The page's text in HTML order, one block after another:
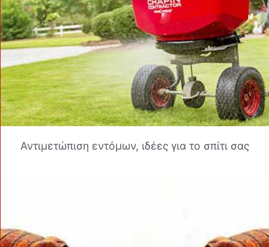
Αντιμετώπιση εντόμων, ιδέες για το σπίτι σας